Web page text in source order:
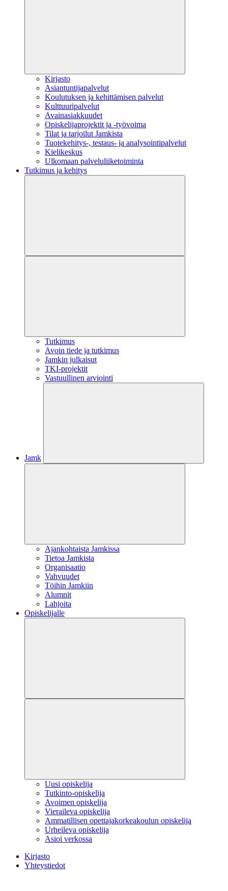
Kirjasto
Asiantuntijapalvelut
Koulutuksen ja kehittämisen palvelut
Kulttuuripalvelut
Avainasiakkuudet
Opiskelijaprojektit​ ja -työvoima
Tilat ja tarjoilut Jamkista
Tuotekehitys-, testaus- ja analysointipalvelut
Kielikeskus
Ulkomaan palveluliiketoiminta
Tutkimus ja kehitys
Tutkimus
Avoin tiede ja tutkimus
Jamkin julkaisut
TKI-projektit
Vastuullinen arviointi
Jamk
Ajankohtaista Jamkissa
Tietoa Jamkista
Organisaatio
Vahvuudet
Töihin Jamkiin
Alumnit
Lahjoita
Opiskelijalle
Uusi opiskelija
Tutkinto-opiskelija
Avoimen opiskelija
Vieraileva opiskelija
Ammatillisen opettajakorkeakoulun opiskelija
Urheileva opiskelija
Asioi verkossa
Kirjasto
Yhteystiedot